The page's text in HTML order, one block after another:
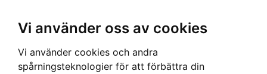
Vi använder oss av cookies
Vi använder cookies och andra
spårningsteknologier för att förbättra din
Hem› ACCESSOARER ›HÅRACCESSOARER › RANUNKEL - 2 LILA OCH PLOMMON